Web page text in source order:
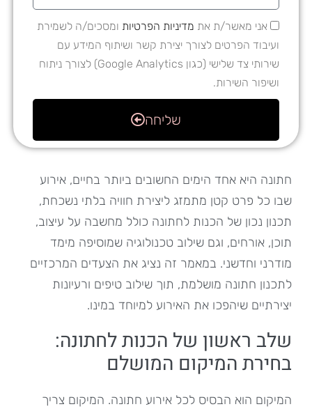
אני מאשר/ת את מדיניות הפרטיות ומסכים/ה לשמירת
ועיבוד הפרטים לצורך יצירת קשר ושיתוף המידע עם
שירותי צד שלישי (כגון Google Analytics) לצורך ניתוח
ושיפור השירות.
שליחה
חתונה היא אחד הימים החשובים ביותר בחיים, אירוע
שבו כל פרט קטן מתמזג ליצירת חוויה בלתי נשכחת,
תכנון נכון של הכנות לחתונה כולל מחשבה על עיצוב,
תוכן, אורחים, וגם שילוב טכנולוגיה שמוסיפה מימד
מודרני וחדשני. במאמר זה נציג את הצעדים המרכזיים
לתכנון חתונה מושלמת, תוך שילוב טיפים ורעיונות
יצירתיים שיהפכו את האירוע למיוחד במינו.
שלב ראשון של הכנות לחתונה:
בחירת המיקום המושלם
המיקום הוא הבסיס לכל אירוע חתונה. המיקום צריך